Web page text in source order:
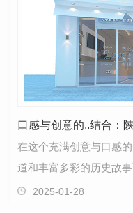
口感与创意的..结合：
在这个充满创意与口感
道和丰富多彩的历史故
味蕾的共鸣，带领你探
2025-01-28